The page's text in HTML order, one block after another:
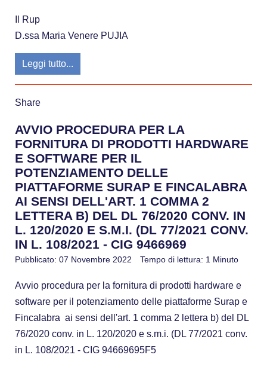
Il Rup
D.ssa Maria Venere PUJIA
Leggi tutto...
Share
AVVIO PROCEDURA PER LA
FORNITURA DI PRODOTTI HARDWARE
E SOFTWARE PER IL
POTENZIAMENTO DELLE
PIATTAFORME SURAP E FINCALABRA
AI SENSI DELL'ART. 1 COMMA 2
LETTERA B) DEL DL 76/2020 CONV. IN
L. 120/2020 E S.M.I. (DL 77/2021 CONV.
IN L. 108/2021 - CIG 9466969
Pubblicato: 07 Novembre 2022 Tempo di lettura: 1 Minuto
Avvio procedura per la fornitura di prodotti hardware e
software per il potenziamento delle piattaforme Surap e
Fincalabra ai sensi dell'art. 1 comma 2 lettera b) del DL
76/2020 conv. in L. 120/2020 e s.m.i. (DL 77/2021 conv.
in L. 108/2021 - CIG 94669695F5